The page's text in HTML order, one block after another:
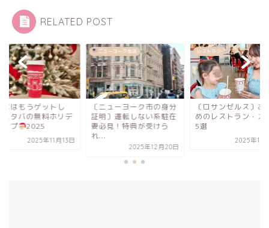
RELATED POST
ーヨーク生活
ーヨーク市の身分
〕運転しない系駐在
！特典が受けら
レストラン
〔ロサンゼルス〕おすす
めのレストラン・カフェ
5選
カフェ
みんなはもうゲット
た？スタバの無料ホ
ーカップ
2025年11